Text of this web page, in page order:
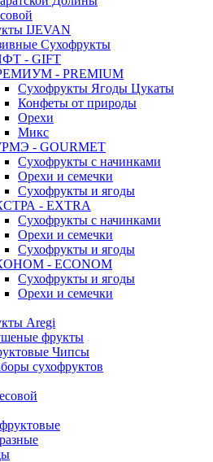
IJEVAN
Сухофрукты
- GIFT
- PREMIUM
Сухофрукты Ягоды Цукаты
Конфеты от природы
Орехи
Микс
- GOURMET
Сухофрукты с начинками
Орехи и семечки
Сухофрукты и ягоды
- EXTRA
Сухофрукты с начинками
Орехи и семечки
Сухофрукты и ягоды
- ECONOM
Сухофрукты и ягоды
Орехи и семечки
Aregi
фрукты
Чипсы
сухофруктов